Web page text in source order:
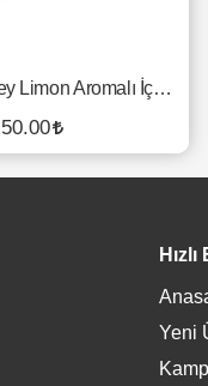
Elmas Sammey Limon Aromalı İçeçek Tozu - 250 Gr.
50.00
Yeni